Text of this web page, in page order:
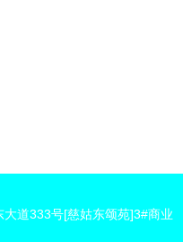
道333号[慈姑东颂苑]3#商业